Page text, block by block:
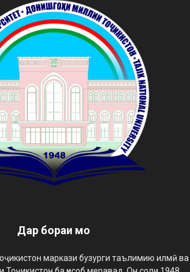
Дар бораи мо
маркази бузурги таълимию илмӣ ва